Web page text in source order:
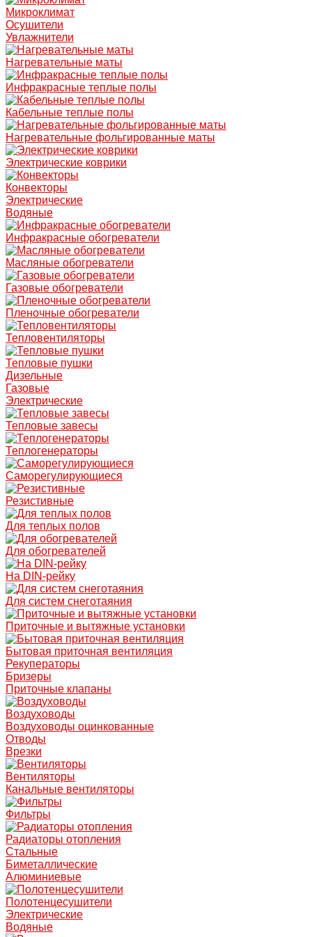
Микроклимат
Осушители
Увлажнители
Нагревательные маты
Инфракрасные теплые полы
Кабельные теплые полы
Нагревательные фольгированные маты
Электрические коврики
Конвекторы
Электрические
Водяные
Инфракрасные обогреватели
Масляные обогреватели
Газовые обогреватели
Пленочные обогреватели
Тепловентиляторы
Тепловые пушки
Дизельные
Газовые
Электрические
Тепловые завесы
Теплогенераторы
Саморегулирующиеся
Резистивные
Для теплых полов
Для обогревателей
На DIN-рейку
Для систем снеготаяния
Приточные и вытяжные установки
Бытовая приточная вентиляция
Рекуператоры
Бризеры
Приточные клапаны
Воздуховоды
Воздуховоды оцинкованные
Отводы
Врезки
Вентиляторы
Канальные вентиляторы
Фильтры
Радиаторы отопления
Стальные
Биметаллические
Алюминиевые
Полотенцесушители
Электрические
Водяные